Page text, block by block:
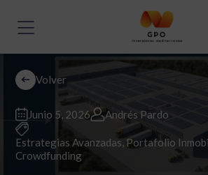
Volver
Junio 5, 2026 Andrés Pardo
Estrategias Avanzadas, Portafolio
Crowdfunding